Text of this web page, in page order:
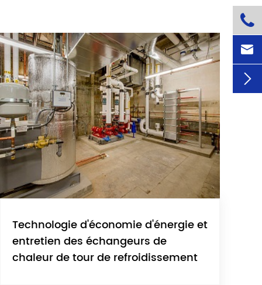
Technologie d'économie d'énergie et
entretien des échangeurs de
chaleur de tour de refroidissement


